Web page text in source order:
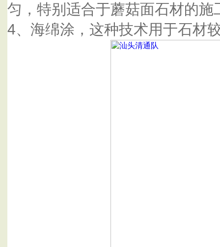
匀，特别适合于蘑菇面石材的
4、海绵涂，这种技术用于石材